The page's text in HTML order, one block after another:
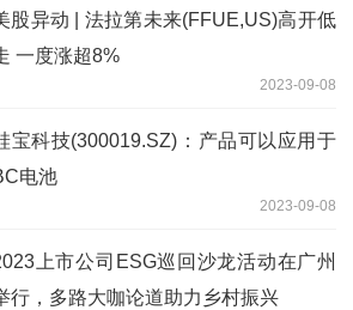
股异动 | 法拉第未来(FFUE,US)高开低
一度涨超8%
2023-09-08
宝科技(300019.SZ)：产品可以应用于
电池
2023-09-08
上市公司ESG巡回沙龙活动在广州
行，多路大咖论道助力乡村振兴